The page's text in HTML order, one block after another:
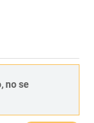
no se